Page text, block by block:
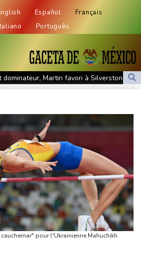
Español
Français
Português
dominateur, Martin favori à Silverstone
domine Niewiadoma à Nice et endosse
au Porge, encore meurtri par le
sera difficile pour l'Ukraine, 4 morts
la région de Kiev
du pacte de défense scellé par Ryad,
Lionel Messi décède à l'âge de 68 ans
dit non" à Orban choisi par le camp
Marchand forfait sur les 200 et 400 m
pour l'Ukrainienne Mahuchikh